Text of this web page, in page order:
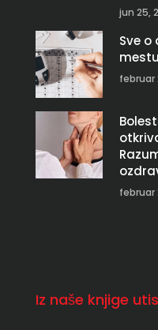
jun 25,
Sve
februar
februar
Iz naše knjige